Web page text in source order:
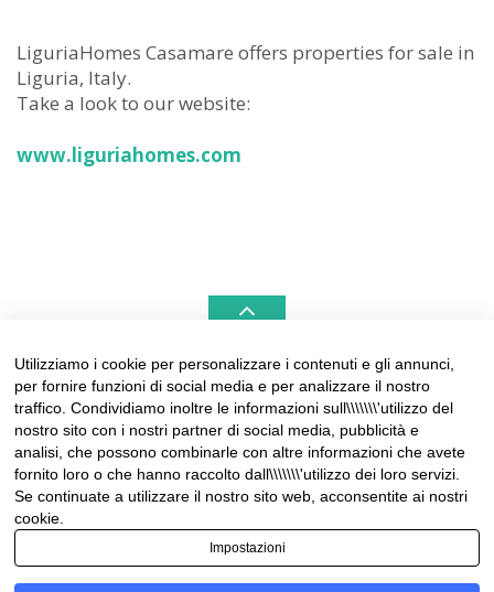
LiguriaHomes Casamare offers properties for sale in
Liguria, Italy.
Take a look to our website:
www.liguriahomes.com
LIGURIAHOMES CASAMARE & HAMPTONS –
REAL ESTATE AGENCIES IN LIGURIA
Contact:
Tel +39 0184 574262
info@liguriahomes.com
Utilizziamo i cookie per personalizzare i contenuti e gli annunci,
per fornire funzioni di social media e per analizzare il nostro
traffico. Condividiamo inoltre le informazioni sull\\\\\\\'utilizzo del
nostro sito con i nostri partner di social media, pubblicità e
analisi, che possono combinarle con altre informazioni che avete
fornito loro o che hanno raccolto dall\\\\\\\'utilizzo dei loro servizi.
Se continuate a utilizzare il nostro sito web, acconsentite ai nostri
cookie.
Impostazioni